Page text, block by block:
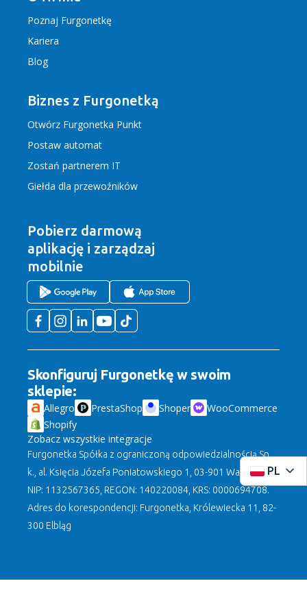
PL
Poznaj Furgonetkę
Kariera
Blog
Biznes z Furgonetką
Otwórz Furgonetka Punkt
Postaw automat
Zostań partnerem IT
Giełda dla przewoźników
Pobierz darmową
aplikację i zarządzaj
mobilnie
Skonfiguruj Furgonetkę w swoim
sklepie:
Allegro PrestaShop Shoper
WooCommerce
Shopify
Zobacz wszystkie integracje
Furgonetka Spółka z ograniczoną odpowiedzialnością Sp.
k., al. Księcia Józefa Poniatowskiego 1, 03-901 Warszawa,
NIP: 1132567365, REGON: 140220084, KRS: 0000694708.
Adres do korespondencji: Furgonetka, Królewiecka 11, 82-
300 Elbląg